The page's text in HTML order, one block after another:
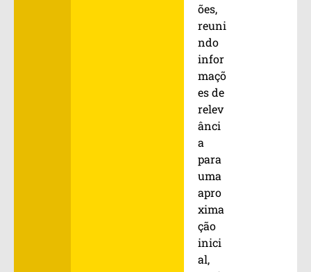
ões,
reuni
ndo
infor
maçõ
es de
relev
ânci
a
para
uma
apro
xima
ção
inici
al,